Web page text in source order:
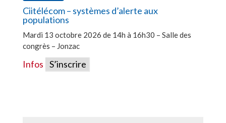
Ciitélécom – systèmes d’alerte aux
populations
Mardi 13 octobre 2026 de 14h à 16h30 – Salle des
congrès – Jonzac
Infos S’inscrire